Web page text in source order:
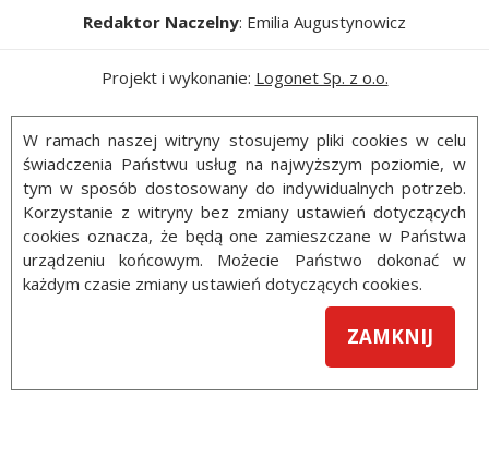
Redaktor Naczelny: Emilia Augustynowicz
Projekt i wykonanie: Logonet Sp. z o.o.
W ramach naszej witryny stosujemy pliki cookies w celu
świadczenia Państwu usług na najwyższym poziomie, w
tym w sposób dostosowany do indywidualnych potrzeb.
Korzystanie z witryny bez zmiany ustawień dotyczących
cookies oznacza, że będą one zamieszczane w Państwa
urządzeniu końcowym. Możecie Państwo dokonać w
każdym czasie zmiany ustawień dotyczących cookies.
ZAMKNIJ